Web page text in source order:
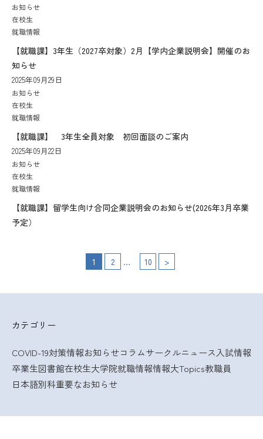
お知らせ
在校生
就職情報
【就職課】3年生（2027卒対象）2月【学内企業説明会】開催のお
知らせ
2025年09月29日
お知らせ
在校生
就職情報
【就職課】 3年生全員対象 初回面談のご案内
2025年09月22日
お知らせ
在校生
就職情報
【就職課】留学生向け合同企業説明会のお知らせ(2026年3月卒業
予定）
投
ー
1 2 … 10 >
カテゴリー
COVID-19対策情報お知らせコラムサークルニュース入試情報
卒業生図書館在校生大学院就職情報情報大Topics教職員
日本語別科重要なお知らせ